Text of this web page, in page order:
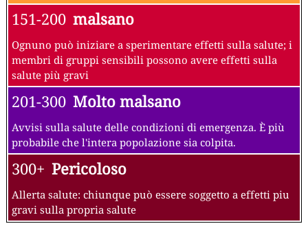
151-200 malsano
Ognuno può iniziare a sperimentare effetti sulla salute; i
membri di gruppi sensibili possono avere effetti sulla
salute più gravi
201-300 Molto malsano
Avvisi sulla salute delle condizioni di emergenza. È più
probabile che l'intera popolazione sia colpita.
300+ Pericoloso
Allerta salute: chiunque può essere soggetto a effetti piu
gravi sulla propria salute